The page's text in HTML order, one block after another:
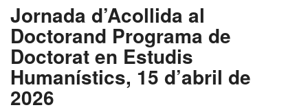
Jornada d’Acollida al
Doctorand Programa de
Doctorat en Estudis
Humanístics, 15 d’abril de
2026